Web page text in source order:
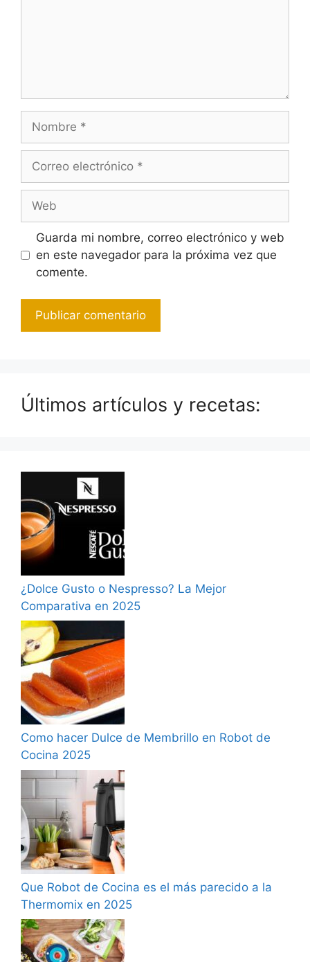
Nombre
Correo
Web
Guarda mi nombre, correo electrónico y web
en este navegador para la próxima vez que
comente.
Últimos artículos y recetas:
¿Dolce Gusto o Nespresso? La Mejor
Comparativa en 2025
Como hacer Dulce de Membrillo en Robot de
Cocina 2025
Que Robot de Cocina es el más parecido a la
Thermomix en 2025